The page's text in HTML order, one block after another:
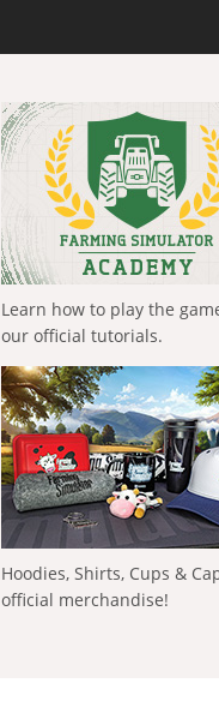
Learn how to play the
our official tutorials.
Hoodies, Shirts, Cups &
official merchandise!